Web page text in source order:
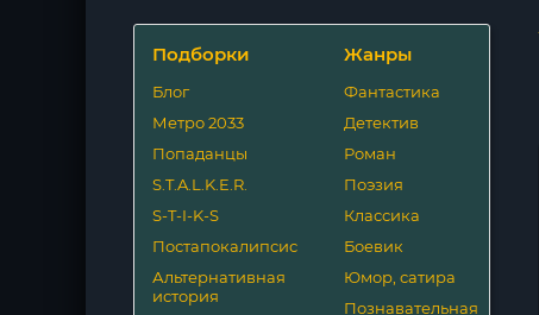
Подборки
Блог
Метро 2033
Попаданцы
S.T.A.L.K.E.R.
S-T-I-K-S
Постапокалипсис
Альтернативная
история
Жанры
Фантастика
Детектив
Роман
Поэзия
Классика
Боевик
Юмор, сатира
Познавательная